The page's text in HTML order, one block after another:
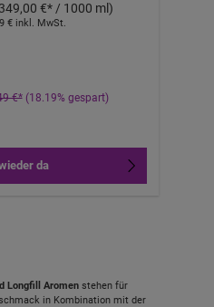
mit 0mg Nikotin zu
NicShot & 40ml Base
1x
€* / 1000 ml)
€ inkl. MwSt.
€* (18.19% gespart)
da
Longfill Aromen stehen für
in Kombination mit der